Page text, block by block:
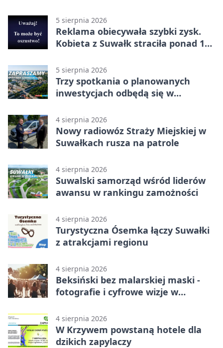
5 sierpnia 2026
Reklama obiecywała szybki zysk.
Kobieta z Suwałk straciła ponad 190
5 sierpnia 2026
Trzy spotkania o planowanych
inwestycjach odbędą się w
4 sierpnia 2026
Nowy radiowóz Straży Miejskiej w
Suwałkach rusza na patrole
4 sierpnia 2026
Suwalski samorząd wśród liderów
awansu w rankingu zamożności
4 sierpnia 2026
Turystyczna Ósemka łączy Suwałki
z atrakcjami regionu
4 sierpnia 2026
Beksiński bez malarskiej maski -
fotografie i cyfrowe wizje w
4 sierpnia 2026
W Krzywem powstaną hotele dla
dzikich zapylaczy